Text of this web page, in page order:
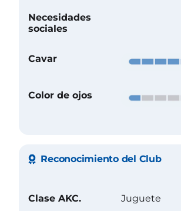
Necesidades
sociales
Cavar
Color de ojos
Reconocimiento del Club
Clase AKC. Juguete